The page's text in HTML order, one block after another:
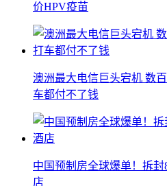
价HPV疫苗
澳洲最大电信巨头宕机 数
车都付不了钱
中国预制房全球爆单！拆
店